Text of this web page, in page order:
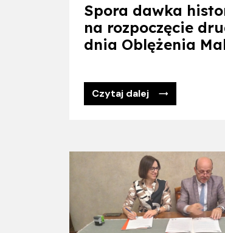
Spora dawka
na rozpoczęcie
dnia Oblężenia
Czytaj dalej